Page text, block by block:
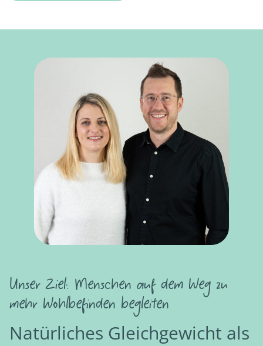
Unser Ziel: Menschen auf dem Weg zu
mehr Wohlbefinden begleiten
Natürliches Gleichgewicht als